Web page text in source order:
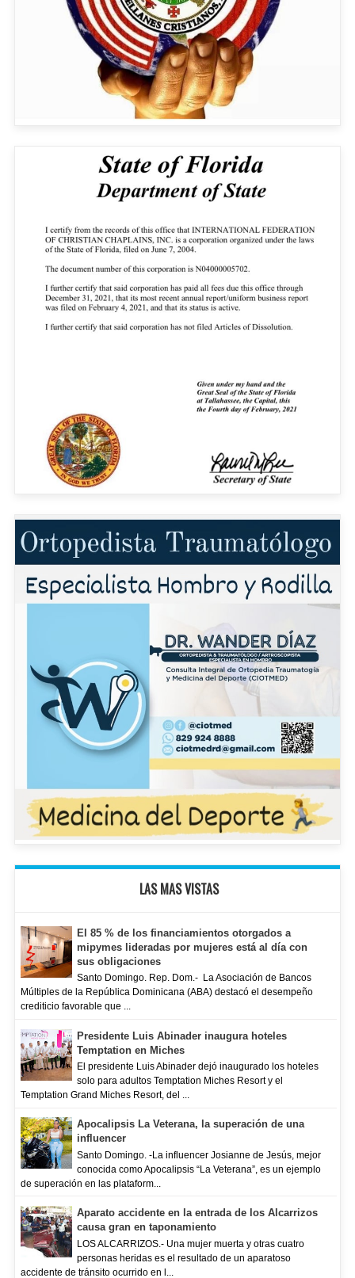
LAS MAS VISTAS
El 85 % de los financiamientos otorgados a
mipymes lideradas por mujeres está al día con
sus obligaciones
Santo Domingo. Rep. Dom.- La Asociación de Bancos
Múltiples de la República Dominicana (ABA) destacó el desempeño
crediticio favorable que ...
Presidente Luis Abinader inaugura hoteles
Temptation en Miches
El presidente Luis Abinader dejó inaugurado los hoteles
solo para adultos Temptation Miches Resort y el
Temptation Grand Miches Resort, del ...
Apocalipsis La Veterana, la superación de una
influencer
Santo Domingo. -La influencer Josianne de Jesús, mejor
conocida como Apocalipsis “La Veterana”, es un ejemplo
de superación en las plataform...
Aparato accidente en la entrada de los Alcarrizos
causa gran en taponamiento
LOS ALCARRIZOS.- Una mujer muerta y otras cuatro
personas heridas es el resultado de un aparatoso
accidente de tránsito ocurrido en l...